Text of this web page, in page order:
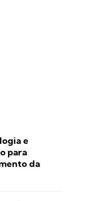
e
para
da